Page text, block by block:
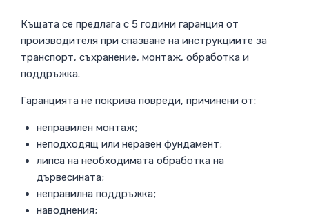
Къщата се предлага с 5 години гаранция от
производителя при спазване на инструкциите за
транспорт, съхранение, монтаж, обработка и
поддръжка.
Гаранцията не покрива повреди, причинени от:
неправилен монтаж;
неподходящ или неравен фундамент;
липса на необходимата обработка на
дървесината;
неправилна поддръжка;
наводнения;